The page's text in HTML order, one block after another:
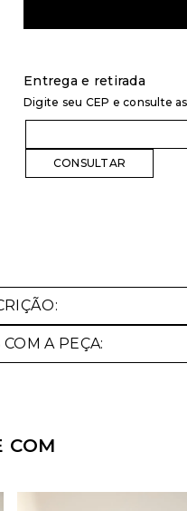
shopper
Entrega e retirada
Digite seu CEP e consulte
A PEÇA:
COM